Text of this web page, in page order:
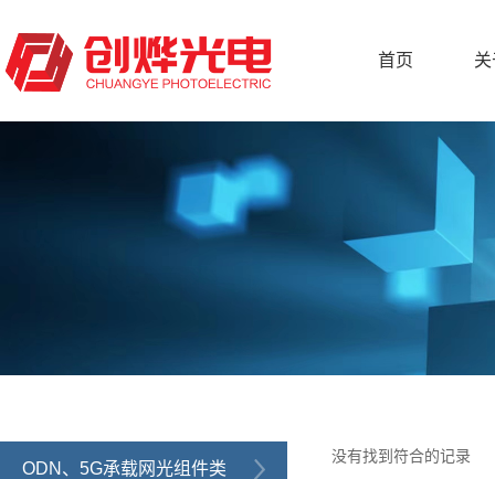
首页
ODN、5G承载网光组件类
没有找到符合的记录